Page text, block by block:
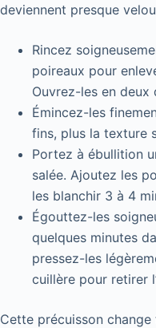
deviennent presque
Rincez
poireaux pour
Ouvrez-les en deux
Émincez-les
fins, plus la texture
Portez à ébullition
salée. Ajoutez les
les blanchir 3 à 4
Égouttez-les
quelques minutes
pressez-les
cuillère pour retirer
Cette précuisson